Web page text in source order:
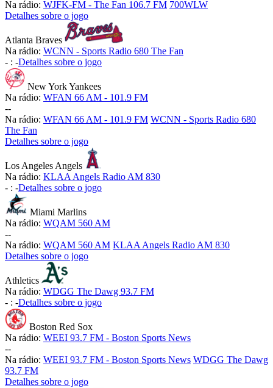
Na rádio: WJFK-FM - The Fan 106.7 FM 700WLW
Detalhes sobre o jogo
Atlanta Braves
Na rádio: WCNN - Sports Radio 680 The Fan
- : -Detalhes sobre o jogo
New York Yankees
Na rádio: WFAN 66 AM - 101.9 FM
--
Na rádio: WFAN 66 AM - 101.9 FM WCNN - Sports Radio 680
The Fan
Detalhes sobre o jogo
Los Angeles Angels
Na rádio: KLAA Angels Radio AM 830
- : -Detalhes sobre o jogo
Miami Marlins
Na rádio: WQAM 560 AM
--
Na rádio: WQAM 560 AM KLAA Angels Radio AM 830
Detalhes sobre o jogo
Athletics
Na rádio: WDGG The Dawg 93.7 FM
- : -Detalhes sobre o jogo
Boston Red Sox
Na rádio: WEEI 93.7 FM - Boston Sports News
--
Na rádio: WEEI 93.7 FM - Boston Sports News WDGG The Dawg
93.7 FM
Detalhes sobre o jogo